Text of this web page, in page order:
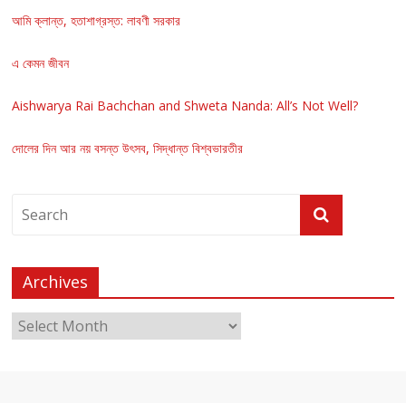
আমি ক্লান্ত, হতাশাগ্রস্ত: লাবণী সরকার
এ কেমন জীবন
Aishwarya Rai Bachchan and Shweta Nanda: All’s Not Well?
দোলের দিন আর নয় বসন্ত উৎসব, সিদ্ধান্ত বিশ্বভারতীর
Archives